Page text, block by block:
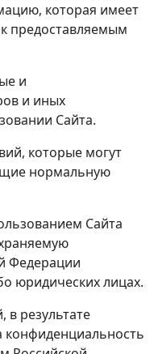
которая имеет
предоставляемым
и
и иных
Сайта.
которые могут
нормальную
Сайта
Федерации
юридических лицах.
в результате